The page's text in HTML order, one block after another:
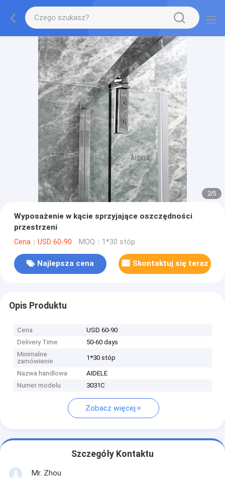
2/5
Wyposażenie w kącie sprzyjające oszczędności
przestrzeni
Cena：USD 60-90 MOQ：1*30 stóp
Najlepsza cena Skontaktuj się teraz
Opis Produktu
Cena
USD 60-90
Delivery Time
50-60 days
Minimalne
zamówienie
1*30 stóp
Nazwa handlowa
AIDELE
Numer modelu
3031C
Zobacz więcej
Szczegóły Kontaktu
Mr. Zhou